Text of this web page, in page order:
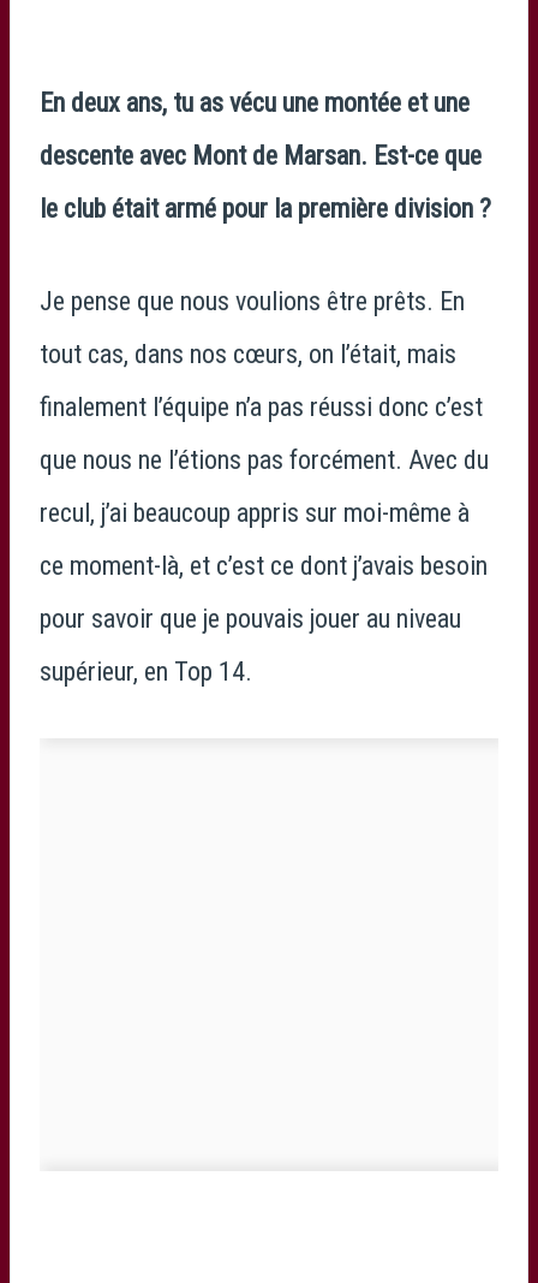
En deux ans, tu as vécu une montée et une
descente avec Mont de Marsan. Est-ce que
le club était armé pour la première division ?
Je pense que nous voulions être prêts. En
tout cas, dans nos cœurs, on l’était, mais
finalement l’équipe n’a pas réussi donc c’est
que nous ne l’étions pas forcément. Avec du
recul, j’ai beaucoup appris sur moi-même à
ce moment-là, et c’est ce dont j’avais besoin
pour savoir que je pouvais jouer au niveau
supérieur, en Top 14.